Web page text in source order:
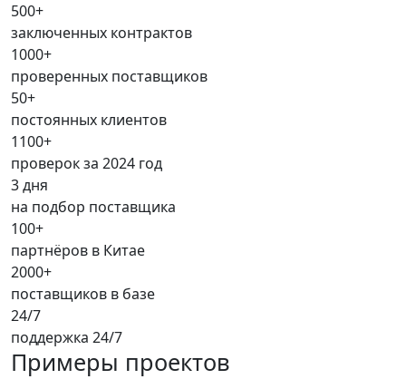
500+
заключенных контрактов
1000+
проверенных поставщиков
50+
постоянных клиентов
1100+
проверок за 2024 год
3 дня
на подбор поставщика
100+
партнёров в Китае
2000+
поставщиков в базе
24/7
поддержка 24/7
Примеры проектов